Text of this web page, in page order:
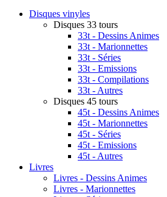
Disques vinyles
Disques 33 tours
33t - Dessins Animes
33t - Marionnettes
33t - Séries
33t - Emissions
33t - Compilations
33t - Autres
Disques 45 tours
45t - Dessins Animes
45t - Marionnettes
45t - Séries
45t - Emissions
45t - Autres
Livres
Livres - Dessins Animes
Livres - Marionnettes